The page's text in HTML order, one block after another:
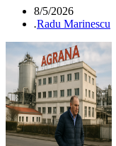
8/5/2026
.Radu Marinescu